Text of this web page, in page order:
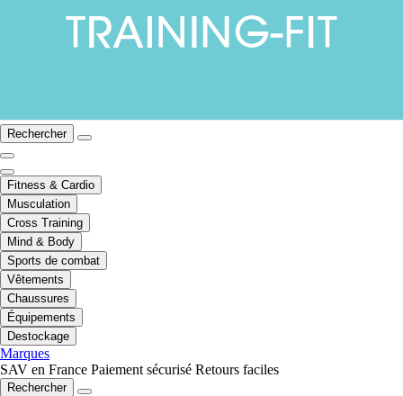
Rechercher
Fitness & Cardio
Musculation
Cross Training
Mind & Body
Sports de combat
Vêtements
Chaussures
Équipements
Destockage
Marques
SAV en France Paiement sécurisé Retours faciles
Rechercher